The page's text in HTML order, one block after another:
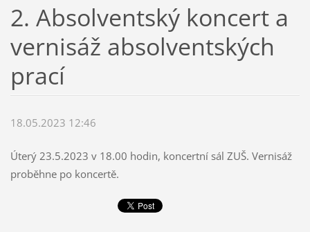
2. Absolventský koncert a
vernisáž absolventských
prací
18.05.2023 12:46
Úterý 23.5.2023 v 18.00 hodin, koncertní sál ZUŠ. Vernisáž
proběhne po koncertě.